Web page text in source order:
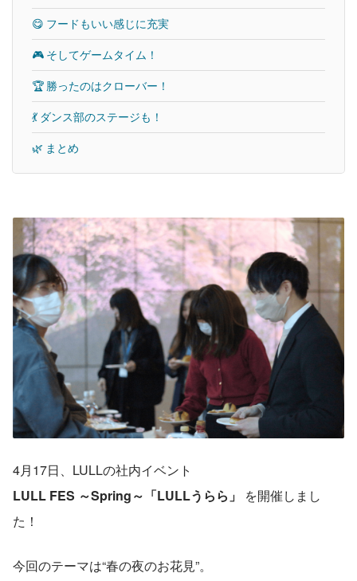
😋 フードもいい感じに充実
🎮 そしてゲームタイム！
🏆 勝ったのはクローバー！
💃 ダンス部のステージも！
🌿 まとめ
4月17日、LULLの社内イベント
LULL FES ～Spring～「LULLうらら」
を開催しまし
た！
今回のテーマは“春の夜のお花見”。